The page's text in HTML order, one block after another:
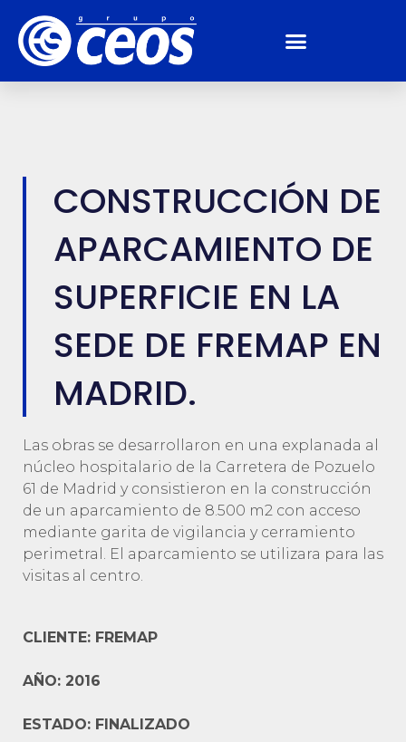
CONSTRUCCIÓN DE
APARCAMIENTO DE
SUPERFICIE EN LA
SEDE DE FREMAP EN
MADRID.
Las obras se desarrollaron en una explanada al
núcleo hospitalario de la Carretera de Pozuelo
61 de Madrid y consistieron en la construcción
de un aparcamiento de 8.500 m2 con acceso
mediante garita de vigilancia y cerramiento
perimetral. El aparcamiento se utilizara para las
visitas al centro.
CLIENTE: FREMAP
AÑO: 2016
ESTADO: FINALIZADO